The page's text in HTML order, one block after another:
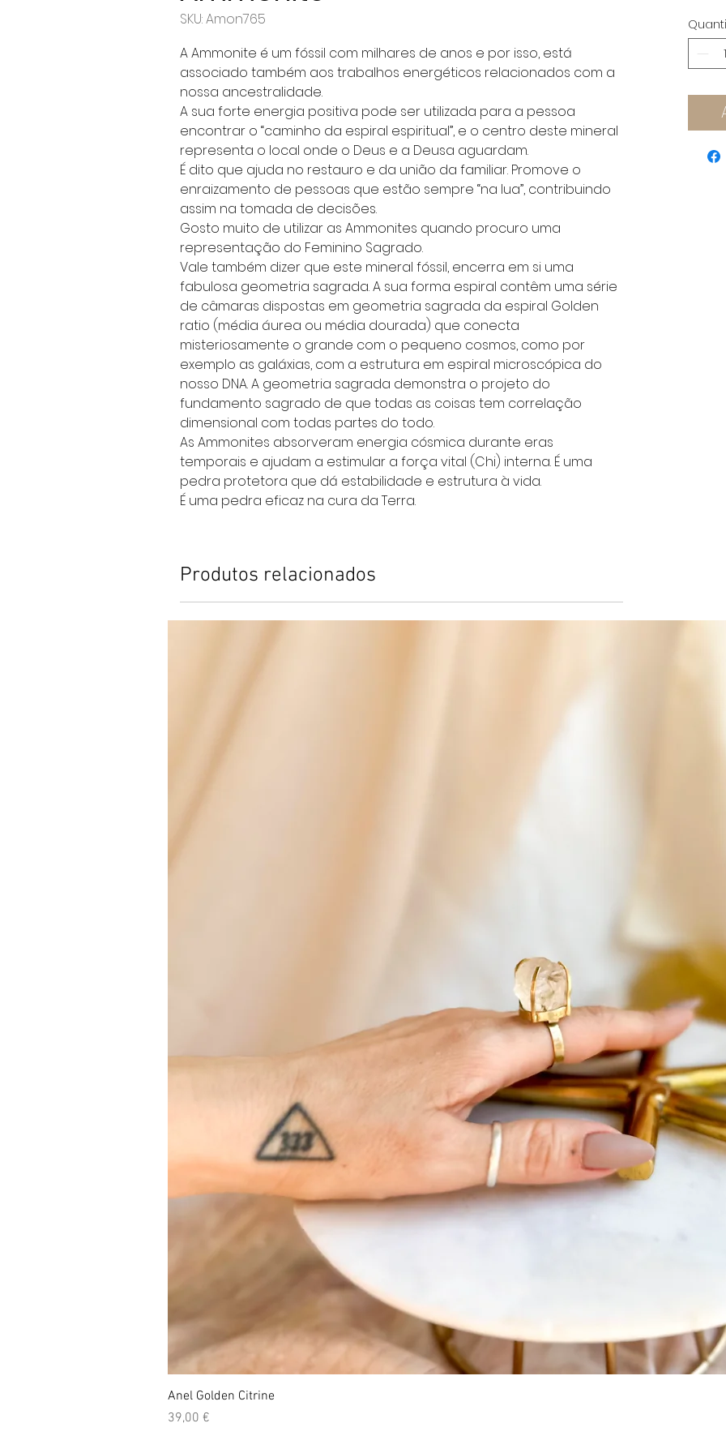
SKU: Amon765
A Ammonite é um fóssil com milhares de anos e por isso, está
associado também aos trabalhos energéticos relacionados com a
nossa ancestralidade.
A sua forte energia positiva pode ser utilizada para a pessoa
encontrar o “caminho da espiral espiritual”, e o centro deste mineral
representa o local onde o Deus e a Deusa aguardam.
É dito que ajuda no restauro e da união da familiar. Promove o
enraizamento de pessoas que estão sempre “na lua”, contribuindo
assim na tomada de decisões.
Gosto muito de utilizar as Ammonites quando procuro uma
representação do Feminino Sagrado.
Vale também dizer que este mineral fóssil, encerra em si uma
fabulosa geometria sagrada. A sua forma espiral contêm uma série
de câmaras dispostas em geometria sagrada da espiral Golden
ratio (média áurea ou média dourada) que conecta
misteriosamente o grande com o pequeno cosmos, como por
exemplo as galáxias, com a estrutura em espiral microscópica do
nosso DNA. A geometria sagrada demonstra o projeto do
fundamento sagrado de que todas as coisas tem correlação
dimensional com todas partes do todo.
As Ammonites absorveram energia cósmica durante eras
temporais e ajudam a estimular a força vital (Chi) interna. É uma
pedra protetora que dá estabilidade e estrutura à vida.
É uma pedra eficaz na cura da Terra.
Produtos relacionados
Anel Golden Citrine
Preço
39,00 €